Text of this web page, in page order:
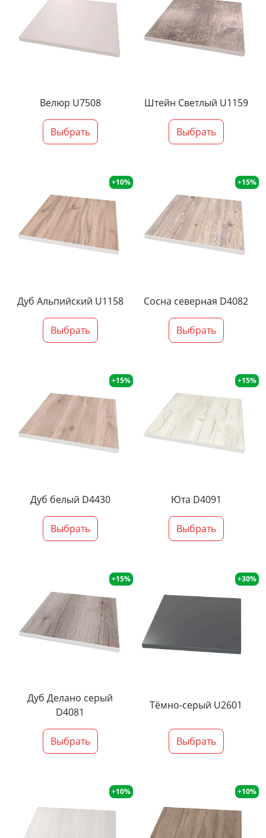
Велюр U7508
Выбрать
Штейн Светлый U1159
Выбрать
+10%
Дуб Альпийский U1158
Выбрать
+15%
Сосна северная D4082
Выбрать
+15%
Дуб белый D4430
Выбрать
+15%
Юта D4091
Выбрать
+15%
Дуб Делано серый
D4081
Выбрать
+30%
Тёмно-серый U2601
Выбрать
+10% +10%